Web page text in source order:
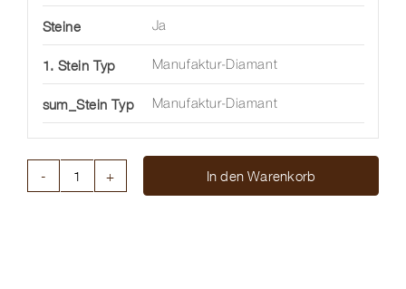
Steine Ja
1. Stein Typ Manufaktur-Diamant
sum_Stein Typ Manufaktur-Diamant
In den Warenkorb